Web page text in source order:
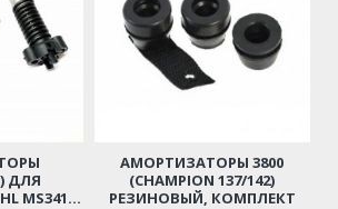
ДЛЯ
MS341,
АМОРТИЗАТОРЫ 3800
(CHAMPION 137/142)
РЕЗИНОВЫЙ, КОМПЛЕКТ